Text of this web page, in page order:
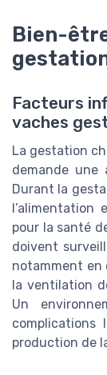
Bien-
Facteurs
vaches
La gestation
demande
Durant la
l’alimentation
pour la santé
doivent
notamment en
la ventilation
Un
production de